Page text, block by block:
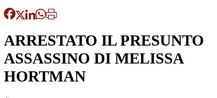
ARRESTATO IL PRESUNTO
ASSASSINO DI MELISSA
HORTMAN